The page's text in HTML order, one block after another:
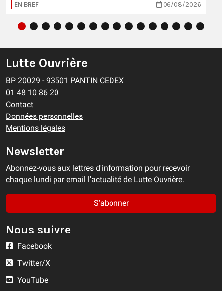
EN BREF 06/08/2026
Lutte Ouvrière
BP 20029 - 93501 PANTIN CEDEX
01 48 10 86 20
Contact
Données personnelles
Mentions légales
Newsletter
Abonnez-vous aux lettres d'information pour recevoir
chaque lundi par email l'actualité de Lutte Ouvrière.
S'abonner
Nous suivre
Facebook
Twitter/X
YouTube